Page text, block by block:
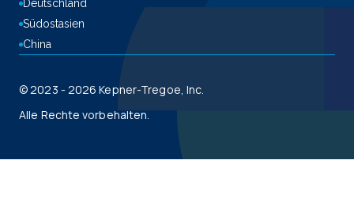
Deutschland
Südostasien
China
© 2023 - 2026 Kepner-Tregoe, Inc.
Alle Rechte vorbehalten.